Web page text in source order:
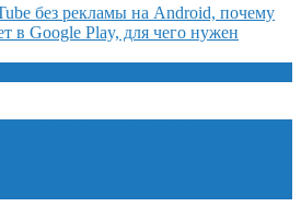
без рекламы на Android, почему
в Google Play, для чего нужен